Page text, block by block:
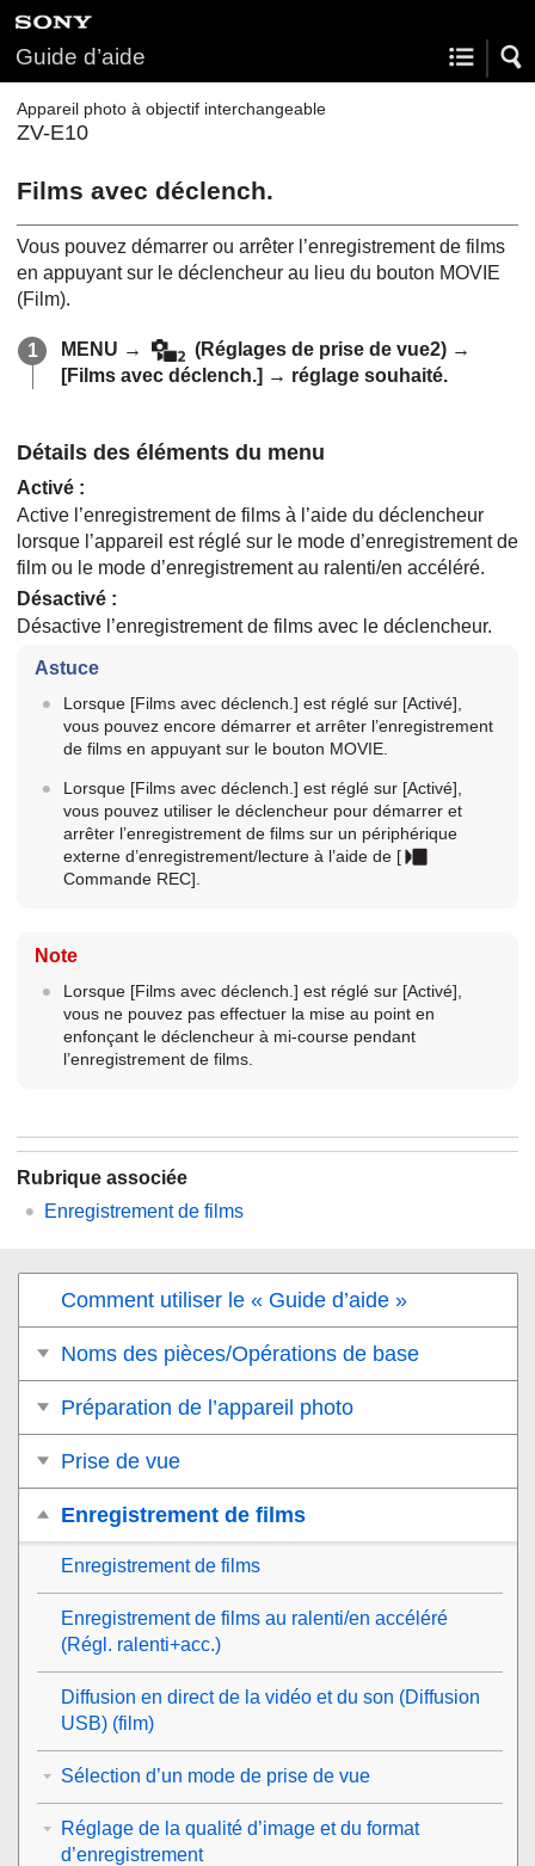
Guide d’aide
Appareil photo à objectif interchangeable
ZV-E10
Films avec déclench.
Vous pouvez démarrer ou arrêter l’enregistrement de films
en appuyant sur le déclencheur au lieu du bouton MOVIE
(Film).
MENU → (Réglages de prise de vue2) →
[Films avec déclench.] → réglage souhaité.
Détails des éléments du menu
Activé :
Active l’enregistrement de films à l’aide du déclencheur
lorsque l’appareil est réglé sur le mode d’enregistrement de
film ou le mode d’enregistrement au ralenti/en accéléré.
Désactivé :
Désactive l’enregistrement de films avec le déclencheur.
Astuce
Lorsque [Films avec déclench.] est réglé sur [Activé]
vous pouvez encore démarrer et arrêter l’enregistrement
de films en appuyant sur le bouton MOVIE.
Lorsque [Films avec déclench.] est réglé sur [Activé]
vous pouvez utiliser le déclencheur pour démarrer et
arrêter l’enregistrement de films sur un périphérique
externe d’enregistrement/lecture à l’aide de [
Commande REC]
Note
Lorsque [Films avec déclench.] est réglé sur [Activé]
vous ne pouvez pas effectuer la mise au point en
enfonçant le déclencheur à mi-course pendant
l’enregistrement de films.
Rubrique associée
Enregistrement de films
Comment utiliser le « Guide d’aide »
Noms des pièces/Opérations de base
Préparation de l’appareil photo
Prise de vue
Enregistrement de films
Enregistrement de films
Enregistrement de films au ralenti/en accéléré
(Régl. ralenti+acc.)
Diffusion en direct de la vidéo et du son (Diffusion
USB) (film)
Sélection d’un mode de prise de vue
Réglage de la qualité d’image et du format
d’enregistrement